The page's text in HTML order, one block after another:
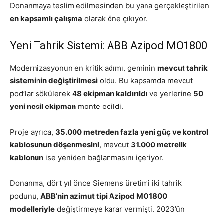
Donanmaya teslim edilmesinden bu yana gerçekleştirilen
en kapsamlı çalışma olarak öne çıkıyor.
Yeni Tahrik Sistemi: ABB Azipod MO1800
Modernizasyonun en kritik adımı, geminin mevcut tahrik
sisteminin değiştirilmesi oldu. Bu kapsamda mevcut
pod’lar sökülerek 48 ekipman kaldırıldı ve yerlerine 50
yeni nesil ekipman monte edildi.
Proje ayrıca, 35.000 metreden fazla yeni güç ve kontrol
kablosunun döşenmesini, mevcut 31.000 metrelik
kablonun ise yeniden bağlanmasını içeriyor.
Donanma, dört yıl önce Siemens üretimi iki tahrik
podunu, ABB’nin azimut tipi Azipod MO1800
modelleriyle değiştirmeye karar vermişti. 2023’ün